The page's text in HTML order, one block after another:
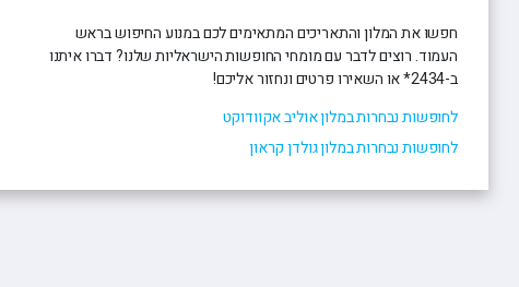
חפשו את המלון והתאריכים המתאימים לכם במנוע החיפוש בראש
העמוד. רוצים לדבר עם מומחי החופשות הישראליות שלנו? דברו איתנו
ב-2434* או השאירו פרטים ונחזור אליכם!
לחופשות נבחרות במלון אוליב אקוודוקט
לחופשות נבחרות במלון גולדן קראון